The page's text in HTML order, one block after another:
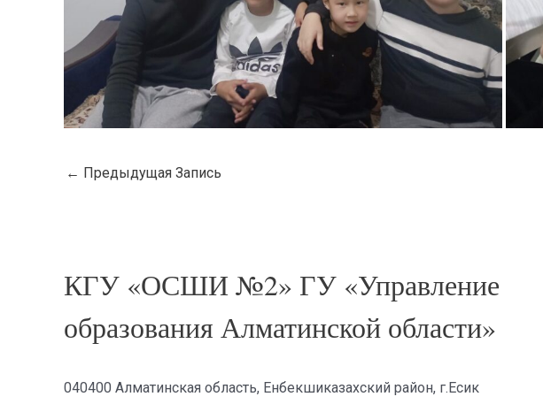
← Предыдущая Запись
КГУ «ОСШИ №2» ГУ «Управление
образования Алматинской области»
040400 Алматинская область, Енбекшиказахский район, г.Есик